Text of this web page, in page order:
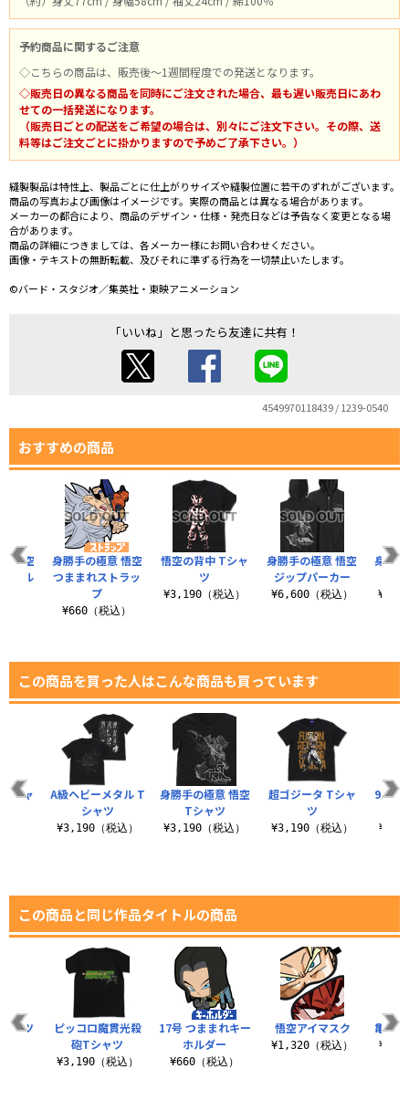
予約商品に関するご注意
◇こちらの商品は、販売後～1週間程度での発送となります。
◇販売日の異なる商品を同時にご注文された場合、最も遅い販売日にあわ
せての一括発送になります。
（販売日ごとの配送をご希望の場合は、別々にご注文下さい。その際、送
料等はご注文ごとに掛かりますので予めご了承下さい。）
縫製製品は特性上、製品ごとに仕上がりサイズや縫製位置に若干のずれがございます。
商品の写真および画像はイメージです。実際の商品とは異なる場合があります。
メーカーの都合により、商品のデザイン・仕様・発売日などは予告なく変更となる場
合があります。
商品の詳細につきましては、各メーカー様にお問い合わせください。
画像・テキストの無断転載、及びそれに準ずる行為を一切禁止いたします。
©バード・スタジオ／集英社・東映アニメーション
「いいね」と思ったら友達に共有！
4549970118439 / 1239-0540
おすすめの商品
悟空の背中 Tシャ
ツ
¥3,190（税込）
身勝手の極意 悟空
ジップパーカー
¥6,600（税込）
身勝
悟空
ホル
身勝手の極意 悟空
つままれストラッ
プ
¥660（税込）
この商品を買った人はこんな商品も買っています
身勝手の極意 悟空
Tシャツ
¥3,190（税込）
超ゴジータ Tシャ
ツ
¥3,190（税込）
9人の
Tシャ
A級ヘビーメタル T
シャツ
¥3,190（税込）
この商品と同じ作品タイトルの商品
17号 つままれキー
ホルダー
¥660（税込）
悟空アイマスク
¥1,320（税込）
亀仙
ャツ
ピッコロ魔貫光殺
砲Tシャツ
¥3,190（税込）